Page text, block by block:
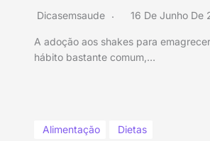
Dicasemsaude 16 De Junho De
A adoção aos shakes para
hábito bastante comum,…
Alimentação Dietas